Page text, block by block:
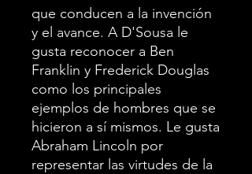
que conducen a la invención
y el avance. A D'Sousa le
gusta reconocer a Ben
Franklin y Frederick Douglas
como los principales
ejemplos de hombres que se
hicieron a sí mismos. Le gusta
Abraham Lincoln por
representar las virtudes de la